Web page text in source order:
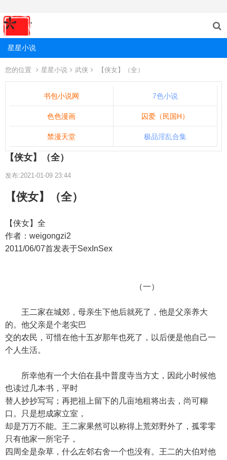
星星小说
您的位置 星星小说 武侠 【侠女】（全）
书包小说网 7色小说
色色漫画 囚爱（民国H）
禁漫天堂 极品淫乱合集
【侠女】（全）
发布:2021-01-09 23:44
【侠女】（全）
【侠女】全
作者：weigongzi2
2011/06/07首发表于SexInSex
（一）
王二家在城郊，母亲生下他后就死了，他是父亲养大
的。他父亲是个老实巴
交的农民，可惜在他十五岁那年也死了，以后便是他自己一
个人生活。
所幸他有一个大伯在县中普度寺当方丈，因此小时候他
也读过几本书，平时
替人抄抄写写；再把祖上留下的几亩地租将出去，尚可糊
口。只是想成家立室，
却是万万不能。王二家果然可以称得上荒郊野外了，孤零零
只有他家一所宅子，
四周全是杂草，什么左邻右舍一个也没有。王二的大伯对他